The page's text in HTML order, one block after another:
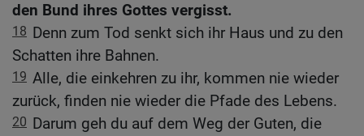
den Bund ihres Gottes vergisst.
18 Denn zum Tod senkt sich ihr Haus und zu den
Schatten ihre Bahnen.
19 Alle, die einkehren zu ihr, kommen nie wieder
zurück, finden nie wieder die Pfade des Lebens.
20 Darum geh du auf dem Weg der Guten, die